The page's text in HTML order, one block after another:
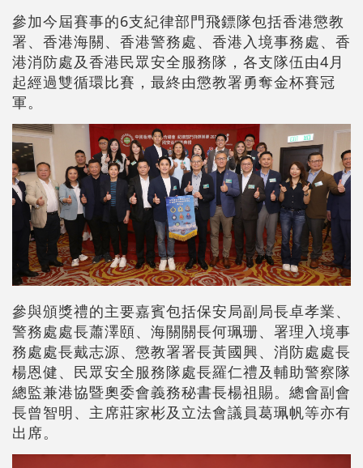
參加今屆賽事的6支紀律部門飛鏢隊包括香港懲教
署、香港海關、香港警務處、香港入境事務處、香
港消防處及香港民眾安全服務隊，各支隊伍由4月
起經過雙循環比賽，最終由懲教署勇奪金杯賽冠
軍。
參與頒獎禮的主要嘉賓包括保安局副局長卓孝業、
警務處處長蕭澤頤、海關關長何珮珊、署理入境事
務處處長戴志源、懲教署署長黃國興、消防處處長
楊恩健、民眾安全服務隊處長羅仁禮及輔助警察隊
總監兼港協暨奧委會義務秘書長楊祖賜。總會副會
長曾智明、主席莊家彬及立法會議員葛珮帆等亦有
出席。